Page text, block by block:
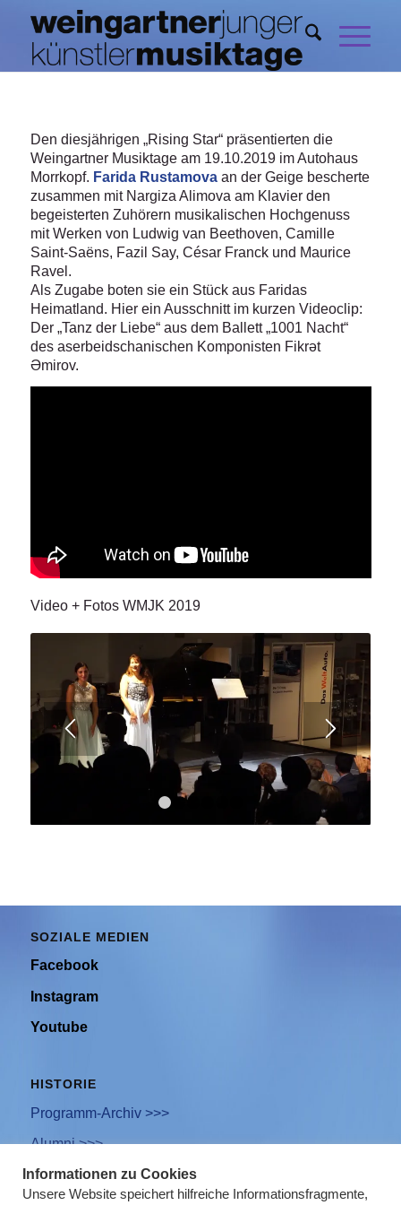
Den diesjährigen „Rising Star“ präsentierten die
Weingartner Musiktage am 19.10.2019 im Autohaus
Morrkopf. Farida Rustamovaan der Geige bescherte
zusammen mit Nargiza Alimova am Klavier den
begeisterten Zuhörern musikalischen Hochgenuss
mit Werken von Ludwig van Beethoven, Camille
Saint-Saëns, Fazil Say, César Franck und Maurice
Ravel.
Als Zugabe boten sie ein Stück aus Faridas
Heimatland. Hier ein Ausschnitt im kurzen Videoclip:
Der „Tanz der Liebe“ aus dem Ballett „1001 Nacht“
des aserbeidschanischen Komponisten Fikrət
Əmirov.
Video + Fotos WMJK 2019
1 6
SOZIALE MEDIEN
Facebook
Instagram
Youtube
HISTORIE
Programm-Archiv >>>
Alumni >>>
Informationen zu Cookies
Unsere Website speichert hilfreiche Informationsfragmente,